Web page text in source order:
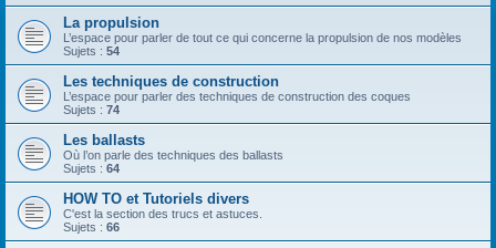
e
La propulsion
L’espace pour parler de tout ce qui concerne la propulsion de nos modèles
Sujets : 54
Les techniques de construction
L’espace pour parler des techniques de construction des coques
Sujets : 74
Les ballasts
Où l’on parle des techniques des ballasts
Sujets : 64
HOW TO et Tutoriels divers
C'est la section des trucs et astuces.
Sujets : 66